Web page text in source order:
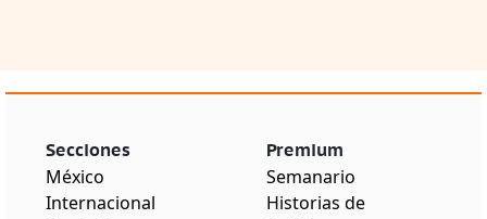
Secciones
México
Internacional
Premium
Semanario
Historias de